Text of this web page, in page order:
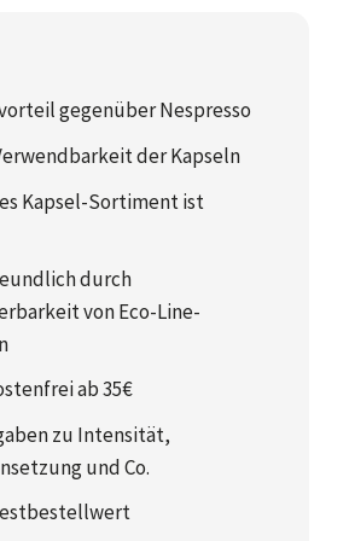
gegenüber Nespresso
der Kapseln
Kapsel-Sortiment ist
durch
von Eco-Line-
ab 35€
zu Intensität,
und Co.